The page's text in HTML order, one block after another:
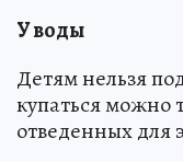
У воды
Детям нельзя
купаться можно
отведенных для